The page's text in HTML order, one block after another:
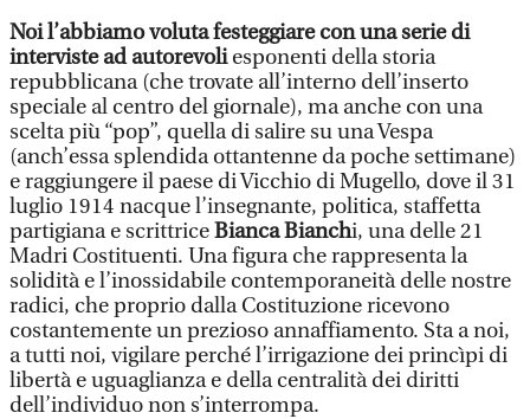
Noi l’abbiamo voluta festeggiare con una serie di
interviste ad autorevoliesponenti della storia
repubblicana (che trovate all’interno dell’inserto
speciale al centro del giornale), ma anche con una
scelta più “pop”, quella di salire su una Vespa
(anch’essa splendida ottantenne da poche settimane)
e raggiungere il paese di Vicchio di Mugello, dove il 31
luglio 1914 nacque l’insegnante, politica, staffetta
partigiana e scrittriceBianca Bianchi, una delle 21
Madri Costituenti. Una figura che rappresenta la
solidità e l’inossidabile contemporaneità delle nostre
radici, che proprio dalla Costituzione ricevono
costantemente un prezioso annaffiamento. Sta a noi,
a tutti noi, vigilare perché l’irrigazione dei princìpi di
libertà e uguaglianza e della centralità dei diritti
dell’individuo non s’interrompa.